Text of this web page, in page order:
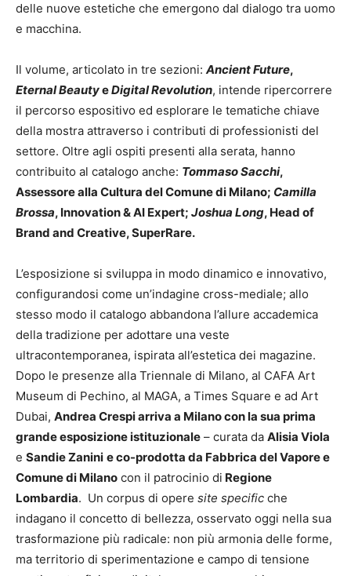
delle nuove estetiche che emergono dal dialogo tra uomo
e macchina.
Il volume, articolato in tre sezioni: Ancient Future,
Eternal BeautyeDigital Revolution, intende ripercorrere
il percorso espositivo ed esplorare le tematiche chiave
della mostra attraverso i contributi di professionisti del
settore. Oltre agli ospiti presenti alla serata, hanno
contribuito al catalogo anche: Tommaso Sacchi,
Assessore alla Cultura del Comune di Milano; Camilla
Brossa, Innovation & AI Expert; Joshua Long, Head of
Brand and Creative, SuperRare.
L’esposizione si sviluppa in modo dinamico e innovativo,
configurandosi come un’indagine cross-mediale; allo
stesso modo il catalogo abbandona l’allure accademica
della tradizione per adottare una veste
ultracontemporanea, ispirata all’estetica dei magazine.
Dopo le presenze alla Triennale di Milano, al CAFA Art
Museum di Pechino, al MAGA, a Times Square e ad Art
Dubai, Andrea Crespi arriva a Milano con la sua prima
grande esposizione istituzionale – curata da Alisia Viola
e Sandie Zanini e co-prodotta da Fabbrica del Vapore e
Comune di Milano con il patrocinio di Regione
Lombardia. Un corpus di opere site specific che
indagano il concetto di bellezza, osservato oggi nella sua
trasformazione più radicale: non più armonia delle forme,
ma territorio di sperimentazione e campo di tensione